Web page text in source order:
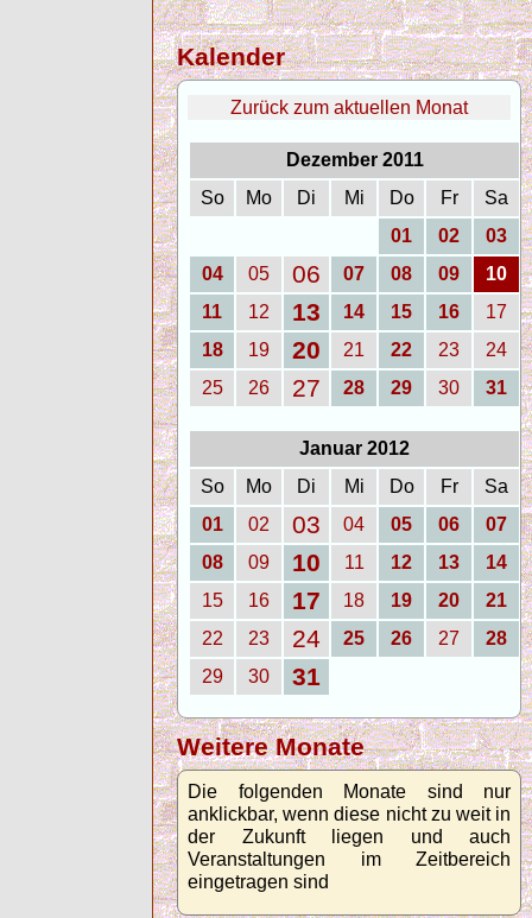
Kalender
Zurück zum aktuellen Monat
Dezember 2011
So
Mo Di Mi Do Fr
Sa
01
02
03
04
05 06 07 08 09
10
11
12 13 14 15 16
17
18
19 20 21 22 23
24
25
26 27 28 29 30 31
Januar 2012
So
Mo Di Mi Do Fr
Sa
01
02 03 04 05 06
07
08
09 10 11 12 13
14
15
16 17 18 19 20
21
22
23 24 25 26 27
28
29
30 31
Weitere Monate
Die folgenden Monate sind nur
anklickbar, wenn diese nicht zu weit in
der Zukunft liegen und auch
Veranstaltungen im Zeitbereich
eingetragen sind